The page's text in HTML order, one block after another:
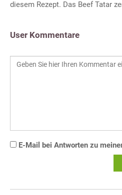
diesem Rezept. Das Beef Tatar
User Kommentare
E-Mail bei Antworten zu